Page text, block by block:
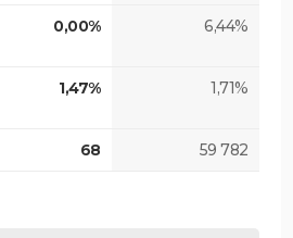
0,00% 6,44%
1,47% 1,71%
68 59 782